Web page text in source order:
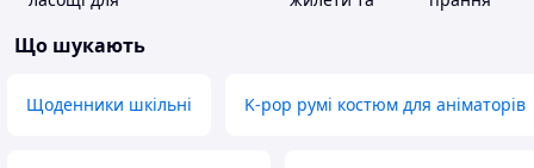
тварин і
Що шукають
Щоденники шкільні K-pop румі костюм для аніматорів